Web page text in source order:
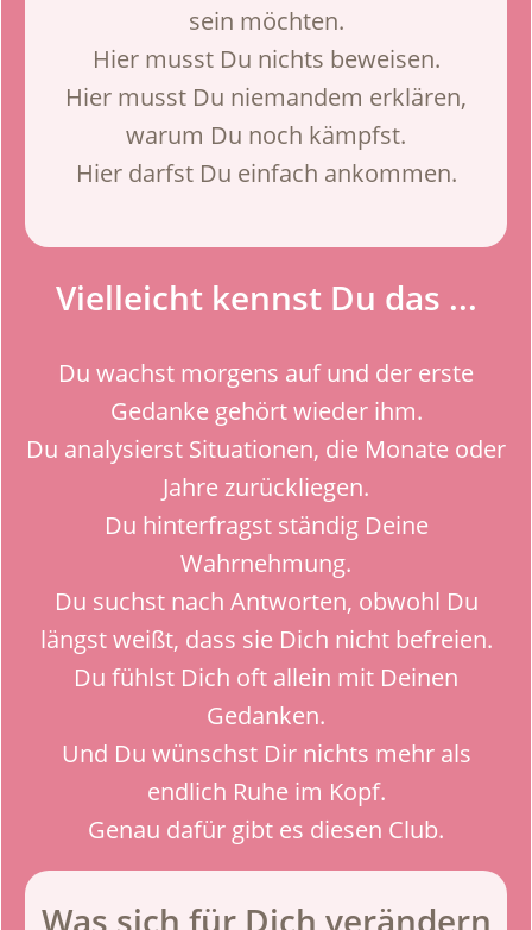
sein möchten.
Hier musst Du nichts beweisen.
Hier musst Du niemandem erklären,
warum Du noch kämpfst.
Hier darfst Du einfach ankommen.
Vielleicht kennst Du das ...
Du wachst morgens auf und der erste
Gedanke gehört wieder ihm.
Du analysierst Situationen, die Monate oder
Jahre zurückliegen.
Du hinterfragst ständig Deine
Wahrnehmung.
Du suchst nach Antworten, obwohl Du
längst weißt, dass sie Dich nicht befreien.
Du fühlst Dich oft allein mit Deinen
Gedanken.
Und Du wünschst Dir nichts mehr als
endlich Ruhe im Kopf.
Genau dafür gibt es diesen Club.
Was sich für Dich verändern